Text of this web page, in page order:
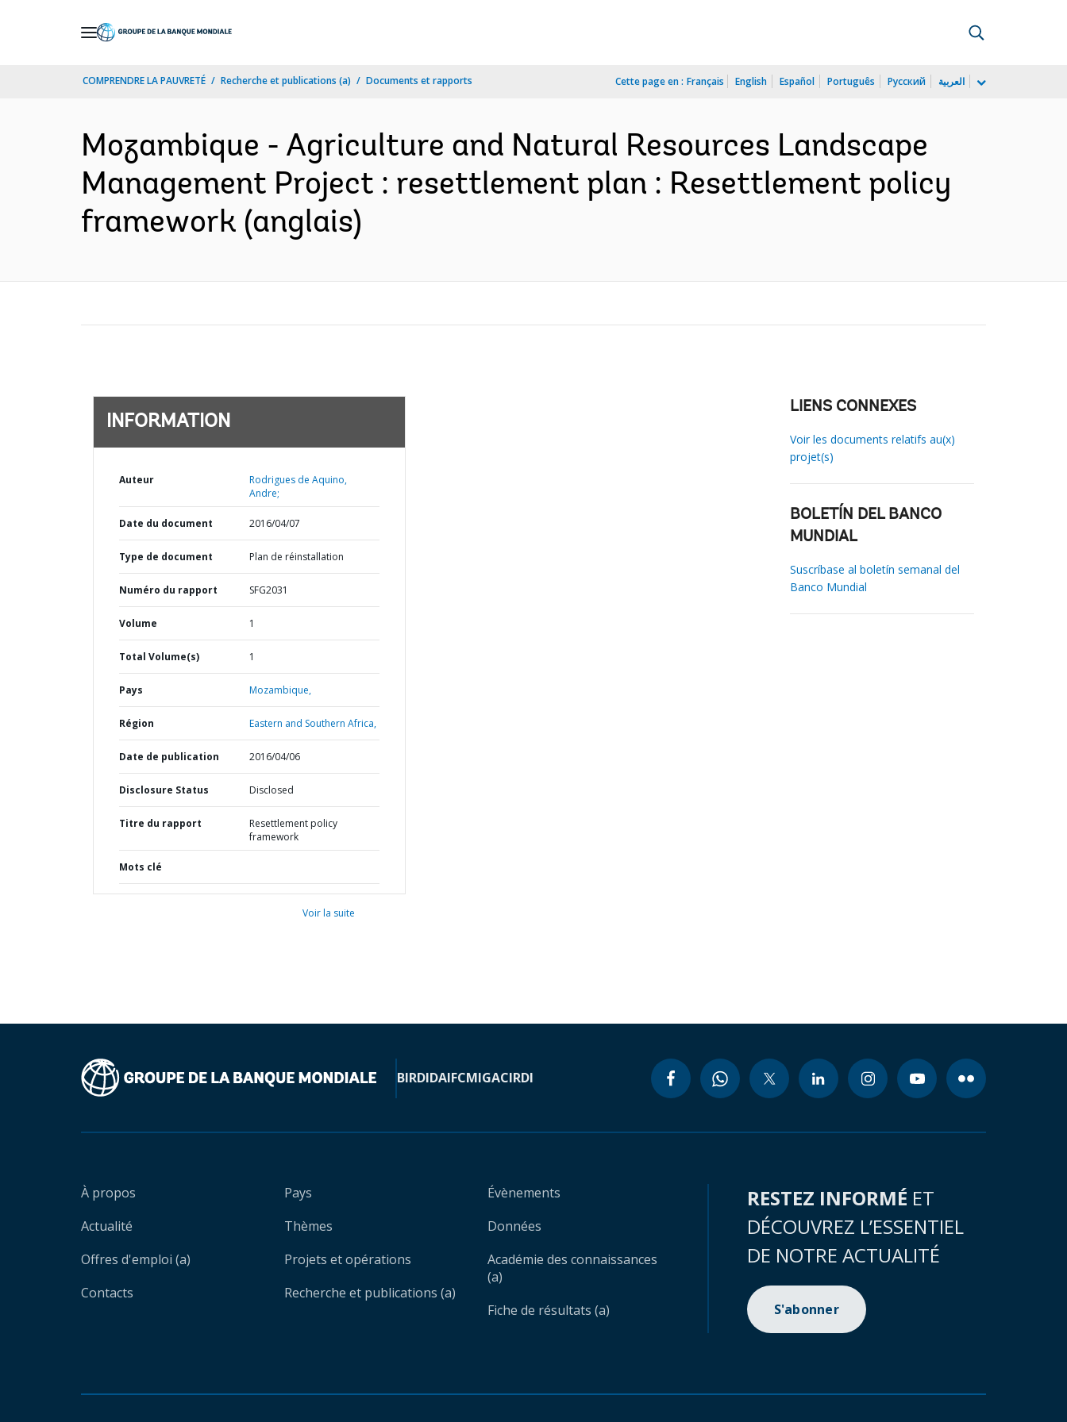
COMPRENDRE LA PAUVRETÉ Recherche et publications (a) Documents et rapports Cette page en : Français English Español Português Русский العربية
Mozambique - Agriculture and Natural Resources Landscape
Management Project : resettlement plan : Resettlement policy
framework (anglais)
INFORMATION
Auteur
Rodrigues de Aquino,
Andre;
Date du document 2016/04/07
Type de document Plan de réinstallation
Numéro du rapport SFG2031
Volume 1
Total Volume(s) 1
Pays Mozambique,
Région Eastern and Southern Africa,
Date de publication 2016/04/06
Disclosure Status Disclosed
Titre du rapport
Resettlement policy
framework
Mots clé
Voir la suite
LIENS CONNEXES
Voir les documents relatifs au(x)
projet(s)
BOLETÍN DEL BANCO
MUNDIAL
Suscríbase al boletín semanal del
Banco Mundial
BIRDIDAIFCMIGACIRDI
À propos
Actualité
Offres d'emploi (a)
Contacts
Pays
Thèmes
Projets et opérations
Recherche et publications (a)
Évènements
Données
Académie des connaissances
(a)
Fiche de résultats (a)
RESTEZ INFORMÉ ET
DÉCOUVREZ L’ESSENTIEL
DE NOTRE ACTUALITÉ
S'abonner